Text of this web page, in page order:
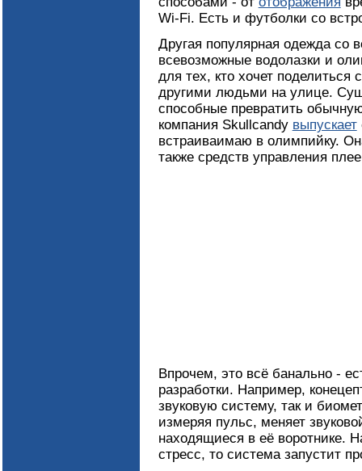
Wi-Fi. Есть и футболки со
Другая популярная одежда со
всевозможные водолазки и
для тех, кто хочет
другими людьми на улице.
способные превратить
компания Skullcandy выпускает
встраиваимаю в олимпийку.
также средств управления
Впрочем, это всё банально -
разработки. Например,
звуковую систему, так и
измеряя пульс, меняет
находящиеся в её воротнике.
стресс, то система запустит